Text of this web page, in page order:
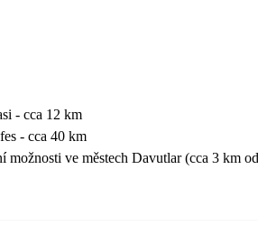
- cca 12 km
- cca 40 km
možnosti ve městech Davutlar (cca 3 km